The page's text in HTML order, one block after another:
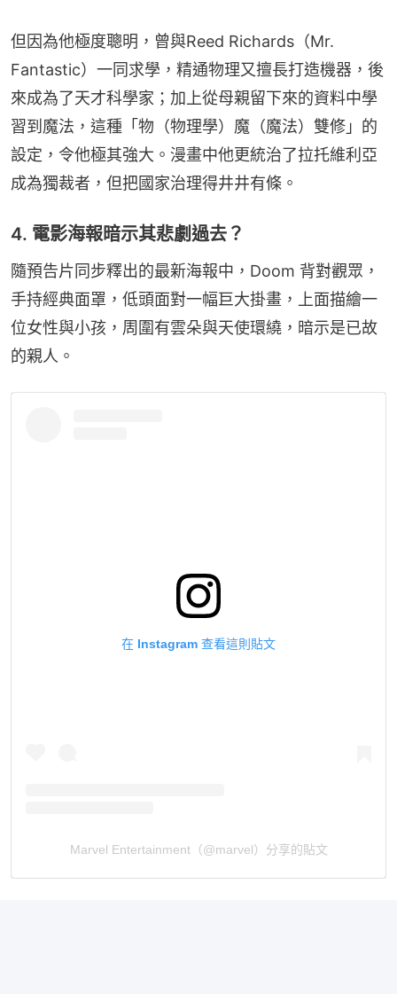
但因為他極度聰明，曾與Reed Richards（Mr.
Fantastic）一同求學，精通物理又擅長打造機器，後
來成為了天才科學家；加上從母親留下來的資料中學
習到魔法，這種「物（物理學）魔（魔法）雙修」的
設定，令他極其強大。漫畫中他更統治了拉托維利亞
成為獨裁者，但把國家治理得井井有條。
4. 電影海報暗示其悲劇過去？
隨預告片同步釋出的最新海報中，Doom 背對觀眾，
手持經典面罩，低頭面對一幅巨大掛畫，上面描繪一
位女性與小孩，周圍有雲朵與天使環繞，暗示是已故
的親人。
在 Instagram 查看這則貼文
Marvel Entertainment（@marvel）分享的貼文